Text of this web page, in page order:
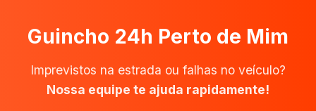
Guincho 24h Perto de Mim
Imprevistos na estrada ou falhas no veículo?
Nossa equipe te ajuda rapidamente!